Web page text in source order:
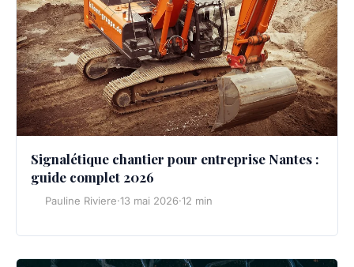
Signalétique chantier pour entreprise Nantes :
guide complet 2026
Pauline Riviere·13 mai 2026·12 min